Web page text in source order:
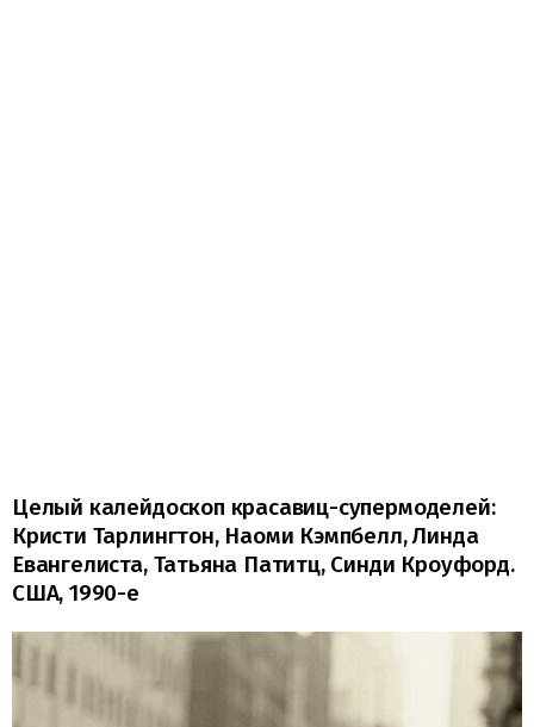
Целый калейдоскоп красавиц-супермоделей:
Кристи Тарлингтон, Наоми Кэмпбелл, Линда
Евангелиста, Татьяна Патитц, Синди Кроуфорд.
США, 1990-е